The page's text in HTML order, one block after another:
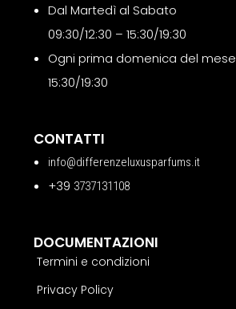
Dal Martedì al Sabato
09:30/12:30 – 15:30/19:30
Ogni prima domenica del mese
15:30/19:30
CONTATTI
info@differenzeluxusparfums.it
+39 3737131108
DOCUMENTAZIONI
Termini e condizioni
Privacy Policy